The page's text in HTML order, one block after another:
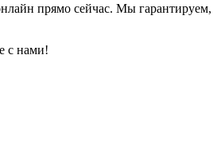
прямо сейчас. Мы гарантируем,
с нами!